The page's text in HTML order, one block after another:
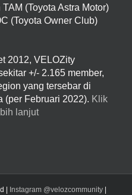
(Toyota Astra Motor)
(Toyota Owner Club)
2012, VELOZity
+/- 2.165 member,
yang tersebar di
(per Februari 2022). Klik
lanjut
| Instagram @velozcommunity |